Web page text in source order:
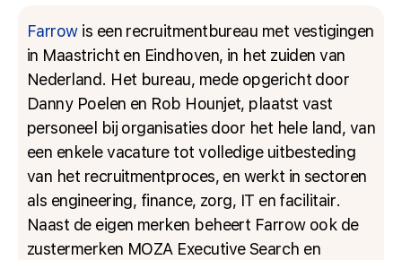
Farrowis een recruitmentbureau met vestigingen
in Maastricht en Eindhoven, in het zuiden van
Nederland. Het bureau, mede opgericht door
Danny Poelen en Rob Hounjet, plaatst vast
personeel bij organisaties door het hele land, van
een enkele vacature tot volledige uitbesteding
van het recruitmentproces, en werkt in sectoren
als engineering, finance, zorg, IT en facilitair.
Naast de eigen merken beheert Farrow ook de
zustermerken MOZA Executive Search en